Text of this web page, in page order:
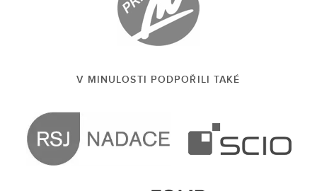
V MINULOSTI PODPOŘILI TAKÉ